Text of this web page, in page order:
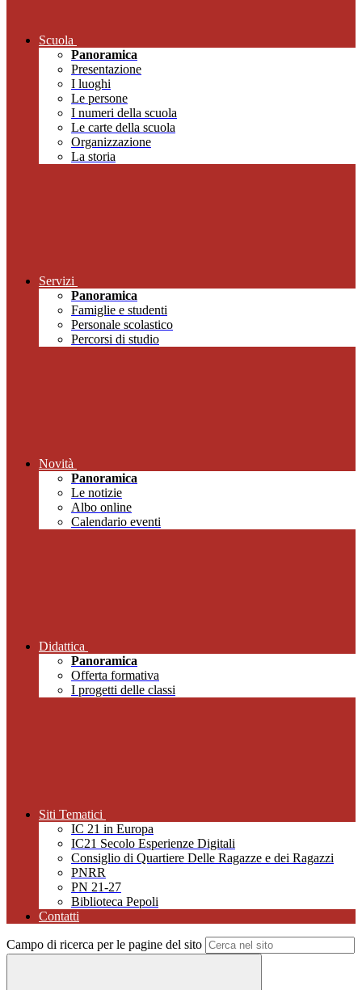
Scuola
Panoramica
Presentazione
I luoghi
Le persone
I numeri della scuola
Le carte della scuola
Organizzazione
La storia
Servizi
Panoramica
Famiglie e studenti
Personale scolastico
Percorsi di studio
Novità
Panoramica
Le notizie
Albo online
Calendario eventi
Didattica
Panoramica
Offerta formativa
I progetti delle classi
Siti Tematici
IC 21 in Europa
IC21 Secolo Esperienze Digitali
Consiglio di Quartiere Delle Ragazze e dei Ragazzi
PNRR
PN 21-27
Biblioteca Pepoli
Contatti
Campo di ricerca per le pagine del sito